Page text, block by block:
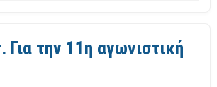
την 11η αγωνιστική